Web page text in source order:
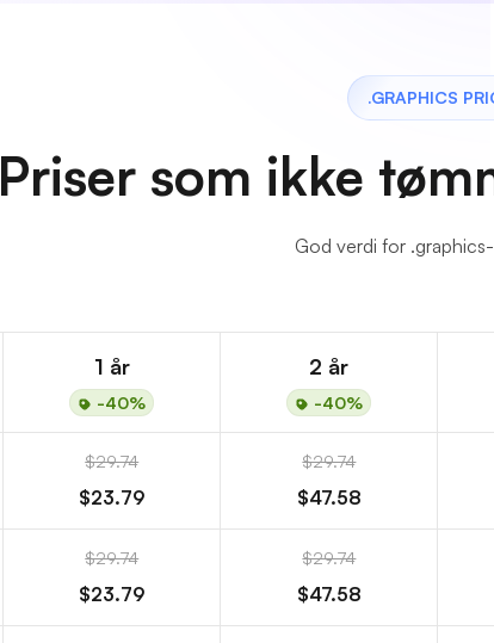
.GRAPHICS
Priser som ikke
God verdi for
1 år
-40%
2 år
-40%
$29.74
$23.79
$29.74
$47.58
$29.74
$23.79
$29.74
$47.58